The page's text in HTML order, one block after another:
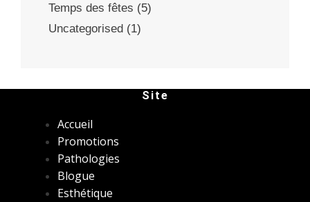
Temps des fêtes (5)
Uncategorised (1)
Site
Accueil
Promotions
Pathologies
Blogue
Esthétique